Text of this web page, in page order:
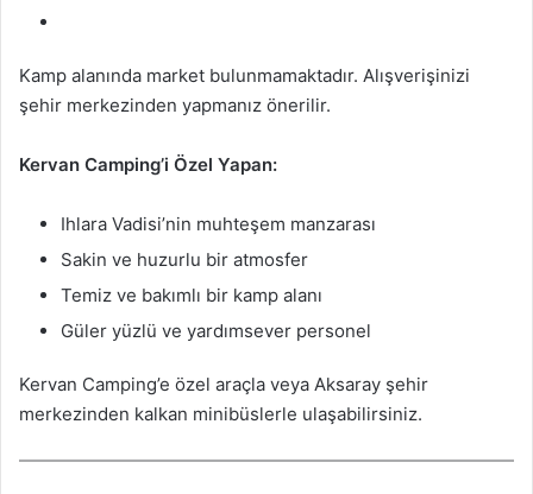
Kamp alanında market bulunmamaktadır. Alışverişinizi
şehir merkezinden yapmanız önerilir.
Kervan Camping’i Özel Yapan:
Ihlara Vadisi’nin muhteşem manzarası
Sakin ve huzurlu bir atmosfer
Temiz ve bakımlı bir kamp alanı
Güler yüzlü ve yardımsever personel
Kervan Camping’e özel araçla veya Aksaray şehir
merkezinden kalkan minibüslerle ulaşabilirsiniz.